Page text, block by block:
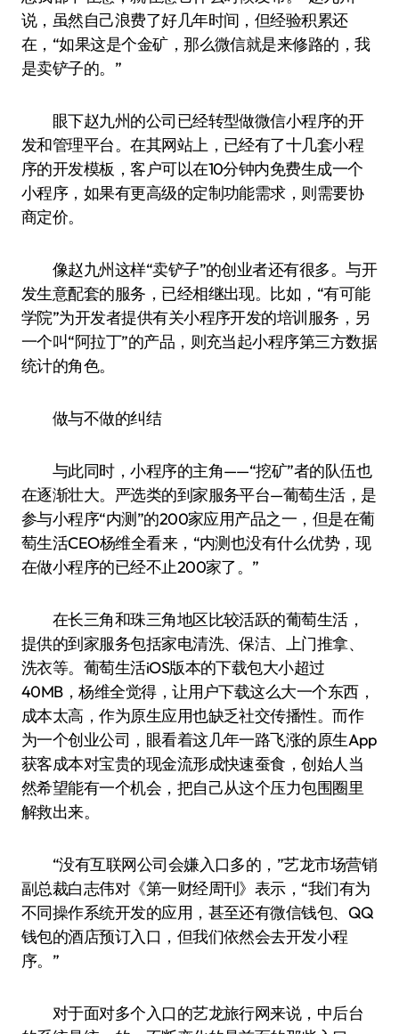
说，虽然自己浪费了好几年时间，但经验积累还
在，“如果这是个金矿，那么微信就是来修路的，我
是卖铲子的。”
眼下赵九州的公司已经转型做微信小程序的开
发和管理平台。在其网站上，已经有了十几套小程
序的开发模板，客户可以在10分钟内免费生成一个
小程序，如果有更高级的定制功能需求，则需要协
商定价。
像赵九州这样“卖铲子”的创业者还有很多。与开
发生意配套的服务，已经相继出现。比如，“有可能
学院”为开发者提供有关小程序开发的培训服务，另
一个叫“阿拉丁”的产品，则充当起小程序第三方数据
统计的角色。
做与不做的纠结
与此同时，小程序的主角——“挖矿”者的队伍也
在逐渐壮大。严选类的到家服务平台—葡萄生活，是
参与小程序“内测”的200家应用产品之一，但是在葡
萄生活CEO杨维全看来，“内测也没有什么优势，现
在做小程序的已经不止200家了。”
在长三角和珠三角地区比较活跃的葡萄生活，
提供的到家服务包括家电清洗、保洁、上门推拿、
洗衣等。葡萄生活iOS版本的下载包大小超过
40MB，杨维全觉得，让用户下载这么大一个东西，
成本太高，作为原生应用也缺乏社交传播性。而作
为一个创业公司，眼看着这几年一路飞涨的原生App
获客成本对宝贵的现金流形成快速蚕食，创始人当
然希望能有一个机会，把自己从这个压力包围圈里
解救出来。
“没有互联网公司会嫌入口多的，”艺龙市场营销
副总裁白志伟对《第一财经周刊》表示，“我们有为
不同操作系统开发的应用，甚至还有微信钱包、QQ
钱包的酒店预订入口，但我们依然会去开发小程
序。”
对于面对多个入口的艺龙旅行网来说，中后台